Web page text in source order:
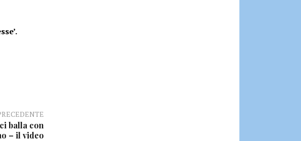
balla con
– il video